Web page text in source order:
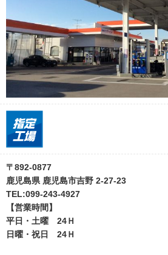
〒892-0877
鹿児島県 鹿児島市吉野 2-27-23
TEL:099-243-4927
【営業時間】
平日・土曜 24Ｈ
日曜・祝日 24Ｈ